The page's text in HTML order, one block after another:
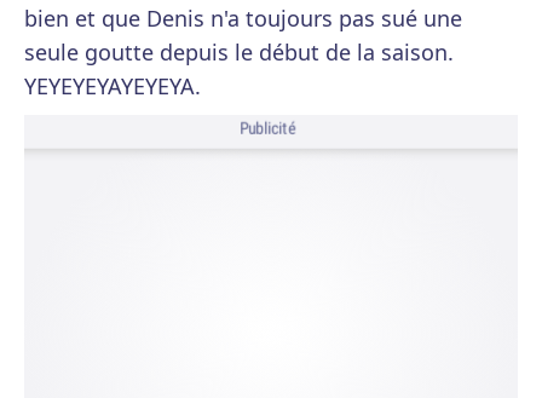
bien et que Denis n'a toujours pas sué une
seule goutte depuis le début de la saison.
YEYEYEYAYEYEYA.
Publicité